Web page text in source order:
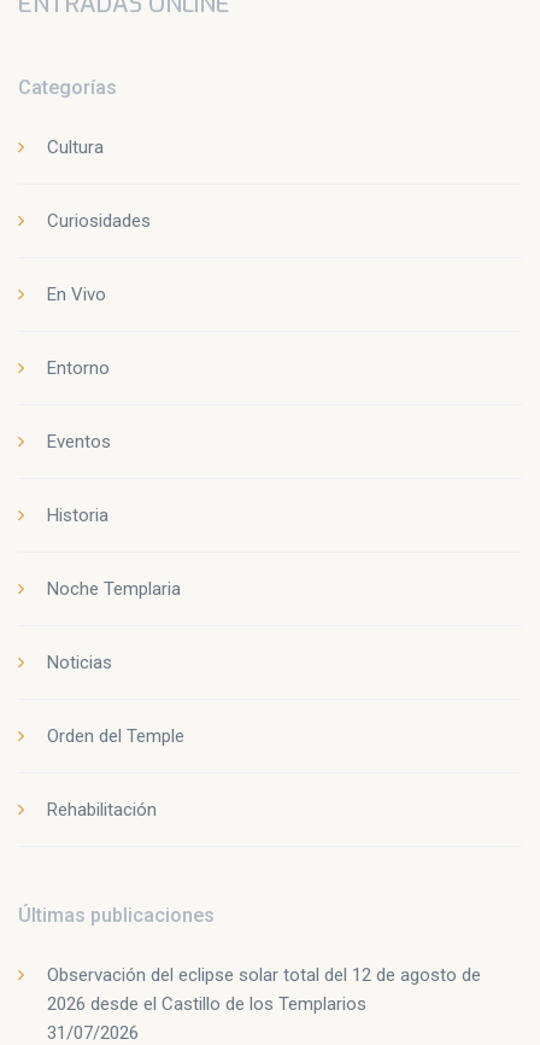
Categorías
Cultura
Curiosidades
En Vivo
Entorno
Eventos
Historia
Noche Templaria
Noticias
Orden del Temple
Rehabilitación
Últimas publicaciones
Observación del eclipse solar total del 12 de agosto de
2026 desde el Castillo de los Templarios
31/07/2026